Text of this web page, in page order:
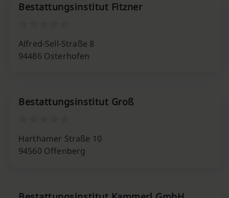
Bestattungsinstitut Fitzner
Alfred-Sell-Straße 8
94486 Osterhofen
Bestattungsinstitut Groß
Harthamer Straße 10
94560 Offenberg